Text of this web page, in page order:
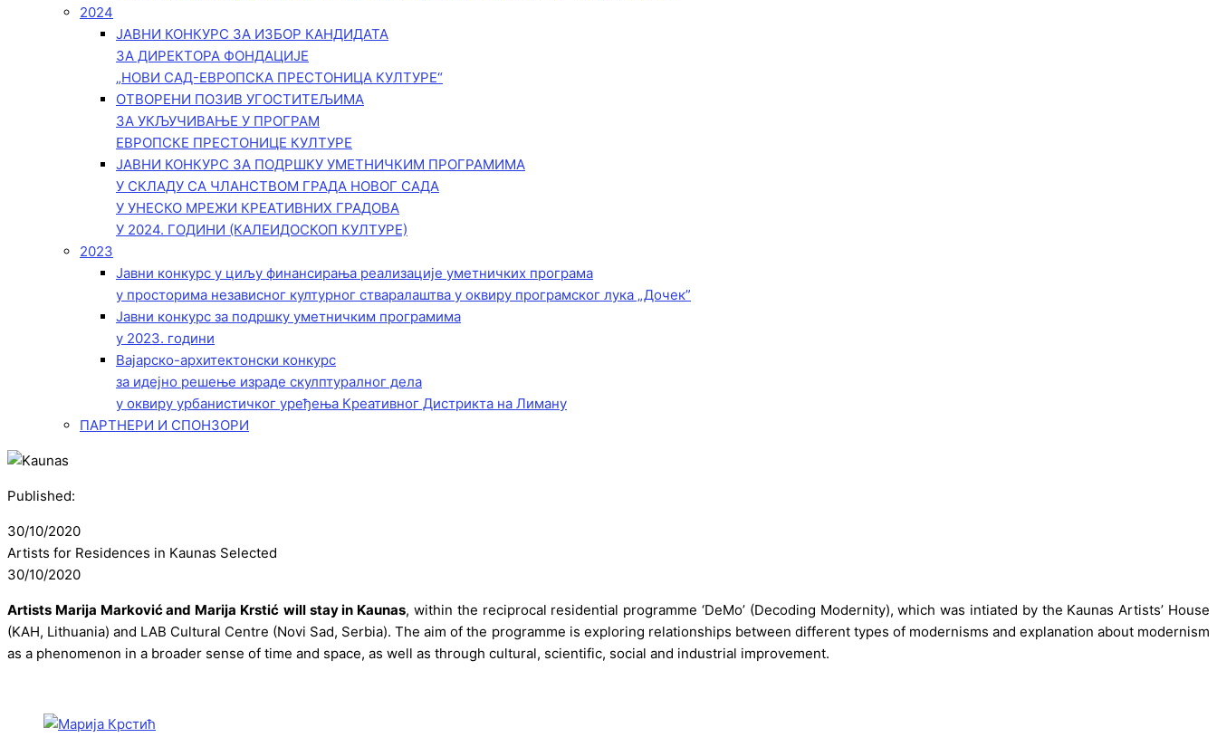
2024
ЈАВНИ КОНКУРС ЗА ИЗБОР КАНДИДАТА
ЗА ДИРЕКТОРА ФОНДАЦИЈЕ
„НОВИ САД-ЕВРОПСКА ПРЕСТОНИЦА КУЛТУРЕ“
ОТВОРЕНИ ПОЗИВ УГОСТИТЕЉИМА
ЗА УКЉУЧИВАЊЕ У ПРОГРАМ
ЕВРОПСКЕ ПРЕСТОНИЦЕ КУЛТУРЕ
ЈАВНИ КОНКУРС ЗА ПОДРШКУ УМЕТНИЧКИМ ПРОГРАМИМА
У СКЛАДУ СА ЧЛАНСТВОМ ГРАДА НОВОГ САДА
У УНЕСКО МРЕЖИ КРЕАТИВНИХ ГРАДОВА
У 2024. ГОДИНИ (КАЛЕИДОСКОП КУЛТУРЕ)
2023
Јавни конкурс у циљу финансирања реализације уметничких програма
у просторима независног културног стваралаштва у оквиру програмског лука „Дочек”
Јавни конкурс за подршку уметничким програмима
у 2023. години
Вајарско-архитектонски конкурс
за идејно решење израде скулптуралног дела
у оквиру урбанистичког уређења Креативног Дистрикта на Лиману
ПАРТНЕРИ И СПОНЗОРИ
Published:
30/10/2020
Artists for Residences in Kaunas Selected
30/10/2020
Artists Marija Marković and Marija Krstić will stay in Kaunas, within the reciprocal residential programme ‘DeMo’ (Decoding Modernity), which was intiated by the Kaunas Artists’ House
(KAH, Lithuania) and LAB Cultural Centre (Novi Sad, Serbia). The aim of the programme is exploring relationships between different types of modernisms and explanation about modernism
as a phenomenon in a broader sense of time and space, as well as through cultural, scientific, social and industrial improvement.